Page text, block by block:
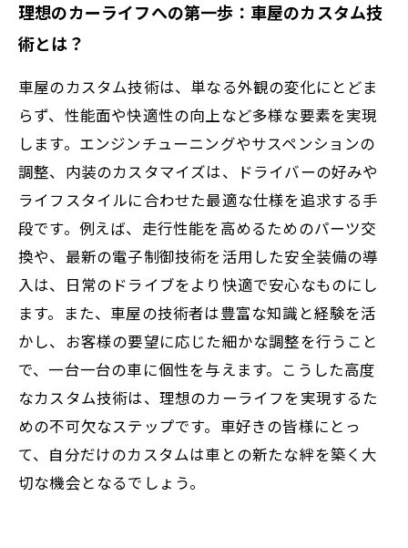
毎日のドライブ
車屋の技術者が語る、理想のカーライフを築
くための最後の一工夫
最新カスタム技術トレンド：2024年の注目ポ
イントとは？
自分だけの一台を目指す車好き必見！カスタ
ム技術の選び方ガイド
理想のカーライフへの第一歩：車屋のカスタム技
術とは？
車屋のカスタム技術は、単なる外観の変化にとどま
らず、性能面や快適性の向上など多様な要素を実現
します。エンジンチューニングやサスペンションの
調整、内装のカスタマイズは、ドライバーの好みや
ライフスタイルに合わせた最適な仕様を追求する手
段です。例えば、走行性能を高めるためのパーツ交
換や、最新の電子制御技術を活用した安全装備の導
入は、日常のドライブをより快適で安心なものにし
ます。また、車屋の技術者は豊富な知識と経験を活
かし、お客様の要望に応じた細かな調整を行うこと
で、一台一台の車に個性を与えます。こうした高度
なカスタム技術は、理想のカーライフを実現するた
めの不可欠なステップです。車好きの皆様にとっ
て、自分だけのカスタムは車との新たな絆を築く大
切な機会となるでしょう。